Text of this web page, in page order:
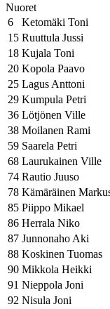
Nuoret
6
Ketomäki Toni
15 Ruuttula Jussi
18 Kujala Toni
20 Kopola Paavo
25 Lagus Anttoni
29 Kumpula Petri
36 Lötjönen Ville
38 Moilanen Rami
59 Saarela Petri
68 Laurukainen Ville
74 Rautio Juuso
78 Kämäräinen
85 Piippo Mikael
86 Herrala Niko
87 Junnonaho Aki
88 Koskinen Tuomas
90 Mikkola Heikki
91 Nieppola Joni
92 Nisula Joni